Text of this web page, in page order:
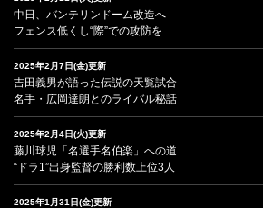
中日、バンテリンドーム改造へ
フェンス低くし“際”での攻防を
2025年2月7日(金)更新
吉田義男が語った伝説の天覧試合
名手・広岡達朗とのライバル秘話
2025年2月4日(火)更新
藤川球児「名選手名伯楽」への道
“ドラ1”出身監督の勝利数上位3人
2025年1月31日(金)更新